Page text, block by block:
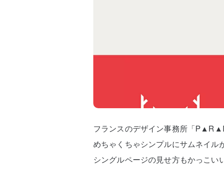
フランスのデザイン事務所「
めちゃくちゃシンプルにサムネイル
シングルページの見せ方もかっこいい